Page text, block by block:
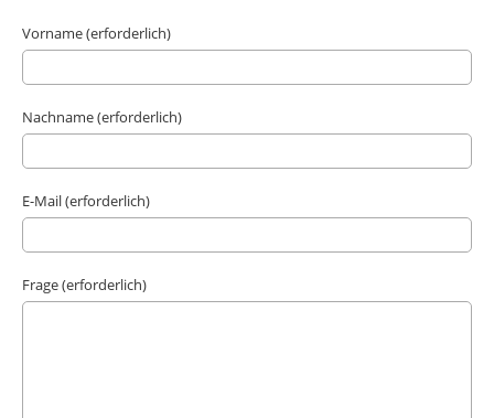
Vorname (erforderlich)
Nachname (erforderlich)
E-Mail (erforderlich)
Frage (erforderlich)